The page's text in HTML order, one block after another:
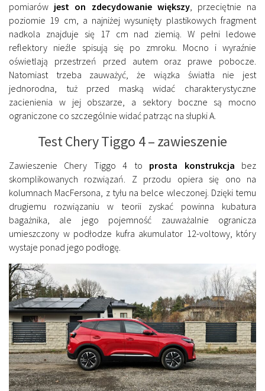
pomiarów jest on zdecydowanie większy, przeciętnie na
poziomie 19 cm, a najniżej wysunięty plastikowych fragment
nadkola znajduje się 17 cm nad ziemią. W pełni ledowe
reflektory nieźle spisują się po zmroku. Mocno i wyraźnie
oświetlają przestrzeń przed autem oraz prawe pobocze.
Natomiast trzeba zauważyć, że wiązka światła nie jest
jednorodna, tuż przed maską widać charakterystyczne
zacienienia w jej obszarze, a sektory boczne są mocno
ograniczone co szczególnie widać patrząc na słupki A.
Test Chery Tiggo 4 – zawieszenie
Zawieszenie Chery Tiggo 4 to prosta konstrukcja bez
skomplikowanych rozwiązań. Z przodu opiera się ono na
kolumnach MacFersona, z tyłu na belce wleczonej. Dzięki temu
drugiemu rozwiązaniu w teorii zyskać powinna kubatura
bagażnika, ale jego pojemność zauważalnie ogranicza
umieszczony w podłodze kufra akumulator 12-voltowy, który
wystaje ponad jego podłogę.